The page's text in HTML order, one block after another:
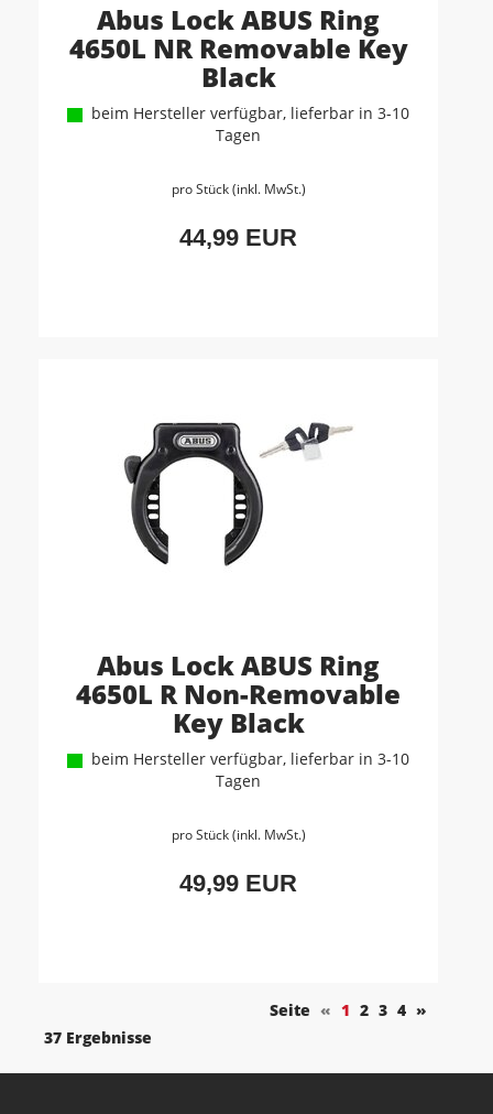
Abus Lock ABUS Ring
4650L NR Removable Key
Black
beim Hersteller verfügbar, lieferbar in 3-10
Tagen
pro Stück (inkl. MwSt.)
44,99 EUR
Abus Lock ABUS Ring
4650L R Non-Removable
Key Black
beim Hersteller verfügbar, lieferbar in 3-10
Tagen
pro Stück (inkl. MwSt.)
49,99 EUR
Seite « 1 2 3 4 »
37 Ergebnisse